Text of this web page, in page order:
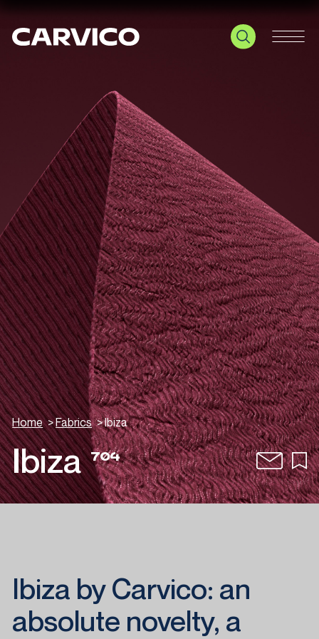
Home >Fabrics >Ibiza
Ibiza 704
Ibiza by Carvico: an
absolute novelty, a
Informativa sulla raccolta